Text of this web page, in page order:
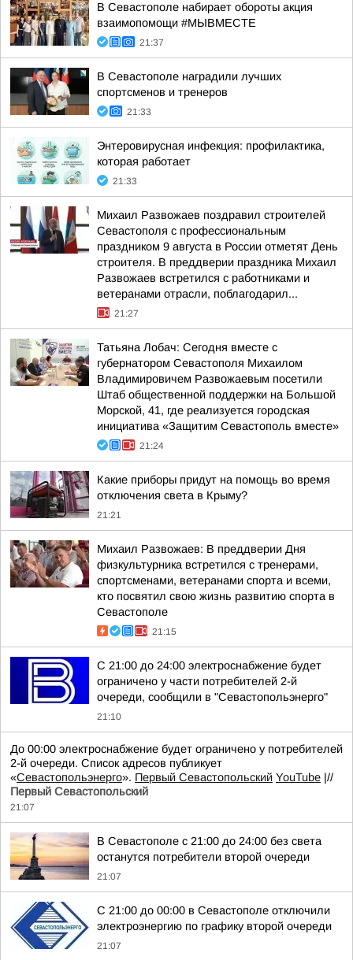
В Севастополе набирает обороты акция
взаимопомощи #МЫВМЕСТЕ
21:37
В Севастополе наградили лучших
спортсменов и тренеров
21:33
Энтеровирусная инфекция: профилактика,
которая работает
21:33
Михаил Развожаев поздравил строителей
Севастополя с профессиональным
праздником 9 августа в России отметят День
строителя. В преддверии праздника Михаил
Развожаев встретился с работниками и
ветеранами отрасли, поблагодарил...
21:27
Татьяна Лобач: Сегодня вместе с
губернатором Севастополя Михаилом
Владимировичем Развожаевым посетили
Штаб общественной поддержки на Большой
Морской, 41, где реализуется городская
инициатива «Защитим Севастополь вместе»
21:24
Какие приборы придут на помощь во время
отключения света в Крыму?
21:21
Михаил Развожаев: В преддверии Дня
физкультурника встретился с тренерами,
спортсменами, ветеранами спорта и всеми,
кто посвятил свою жизнь развитию спорта в
Севастополе
21:15
С 21:00 до 24:00 электроснабжение будет
ограничено у части потребителей 2-й
очереди, сообщили в "Севастопольэнерго"
21:10
До 00:00 электроснабжение будет ограничено у потребителей
2-й очереди. Список адресов публикует
«Севастопольэнерго». Первый Севастопольский YouTube |//
Первый Севастопольский
21:07
В Севастополе с 21:00 до 24:00 без света
останутся потребители второй очереди
21:07
С 21:00 до 00:00 в Севастополе отключили
электроэнергию по графику второй очереди
21:07